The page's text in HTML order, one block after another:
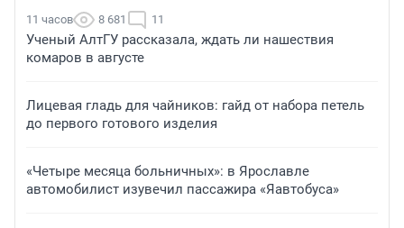
11 часов 8 681 11
Ученый АлтГУ рассказала, ждать ли нашествия
комаров в августе
Лицевая гладь для чайников: гайд от набора петель
до первого готового изделия
«Четыре месяца больничных»: в Ярославле
автомобилист изувечил пассажира «Яавтобуса»